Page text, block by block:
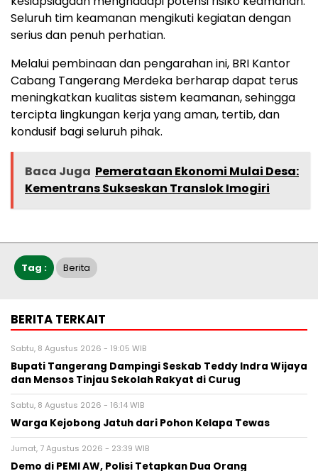
Seluruh tim keamanan mengikuti kegiatan dengan
serius dan penuh perhatian.
Melalui pembinaan dan pengarahan ini, BRI Kantor
Cabang Tangerang Merdeka berharap dapat terus
meningkatkan kualitas sistem keamanan, sehingga
tercipta lingkungan kerja yang aman, tertib, dan
kondusif bagi seluruh pihak.
Baca Juga Pemerataan Ekonomi Mulai Desa:
Kementrans Sukseskan Translok Imogiri
Tag : Berita
BERITA TERKAIT
Sabtu, 8 Agustus 2026 - 19:05 WIB
Bupati Tangerang Dampingi Seskab Teddy Indra Wijaya
dan Mensos Tinjau Sekolah Rakyat di Curug
Sabtu, 8 Agustus 2026 - 16:14 WIB
Warga Kejobong Jatuh dari Pohon Kelapa Tewas
Jumat, 7 Agustus 2026 - 23:39 WIB
Demo di PEMI AW, Polisi Tetapkan Dua Orang